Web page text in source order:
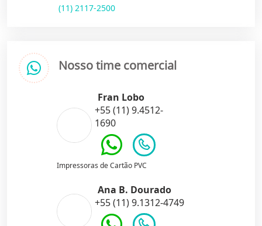
(11) 2117-2500
Nosso time comercial
Fran Lobo
+55 (11) 9.4512-
1690
Impressoras de Cartão PVC
Ana B. Dourado
+55 (11) 9.1312-4749